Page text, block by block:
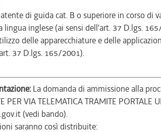
di guida cat. B o superiore in corso di
lingua inglese (ai sensi dell’art. 37 D.lgs.
delle apparecchiature e delle
37 D.lgs. 165/2001).
La domanda di ammissione alla
PER VIA TELEMATICA TRAMITE PORTALE
(vedi bando).
saranno così distribuite: